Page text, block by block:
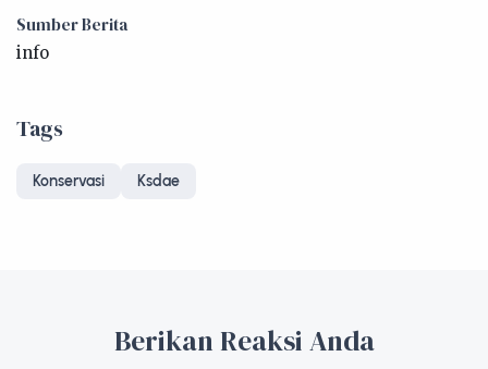
Sumber Berita
info
Tags
Konservasi Ksdae
Berikan Reaksi Anda